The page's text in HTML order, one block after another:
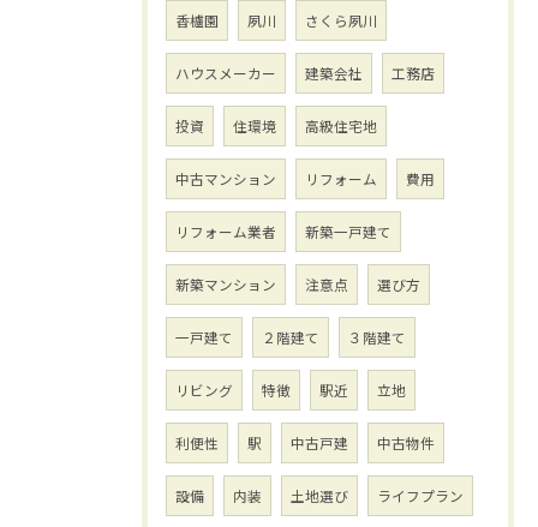
香櫨園 夙川 さくら夙川
ハウスメーカー 建築会社 工務店
投資 住環境 高級住宅地
中古マンション リフォーム 費用
リフォーム業者 新築一戸建て
新築マンション 注意点 選び方
一戸建て ２階建て ３階建て
リビング 特徴 駅近 立地
利便性 駅 中古戸建 中古物件
設備 内装 土地選び ライフプラン